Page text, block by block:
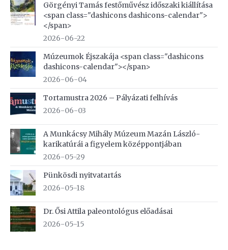
Görgényi Tamás festőművész időszaki kiállítása
<span class="dashicons dashicons-calendar">
</span>
2026-06-22
Múzeumok Éjszakája <span class="dashicons
dashicons-calendar"></span>
2026-06-04
Tortamustra 2026 – Pályázati felhívás
2026-06-03
A Munkácsy Mihály Múzeum Mazán László-
karikatúrái a figyelem középpontjában
2026-05-29
Pünkösdi nyitvatartás
2026-05-18
Dr. Ősi Attila paleontológus előadásai
2026-05-15